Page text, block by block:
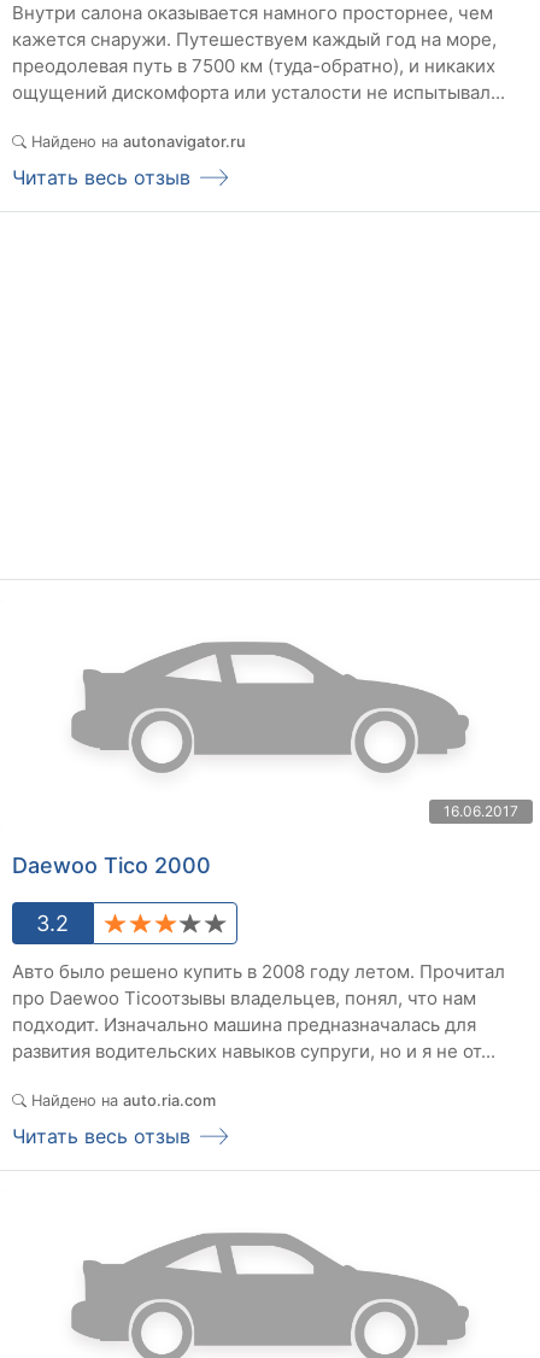
Внутри салона оказывается намного просторнее, чем
кажется снаружи. Путешествуем каждый год на море,
преодолевая путь в 7500 км (туда-обратно), и никаких
ощущений дискомфорта или усталости не испытывал...
Найдено на autonavigator.ru
Читать весь отзыв
16.06.2017
Daewoo Tico 2000
3.2
Авто было решено купить в 2008 году летом. Прочитал
про Daewoo Ticoотзывы владельцев, понял, что нам
подходит. Изначально машина предназначалась для
развития водительских навыков супруги, но и я не от...
Найдено на auto.ria.com
Читать весь отзыв